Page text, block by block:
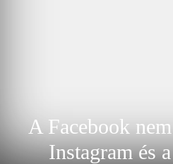
A Facebook
Instagram és